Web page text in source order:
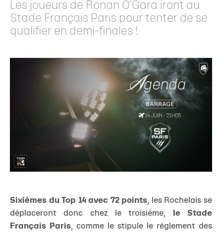
Les joueurs de Ronan O'Gara iront au
Stade Français Paris pour tenter de se
qualifier en demi-finales !
Sixièmes du Top 14 avec 72 points, les Rochelais se
déplaceront donc chez le troisième,
le Stade
Français Paris, comme le stipule le réglement des